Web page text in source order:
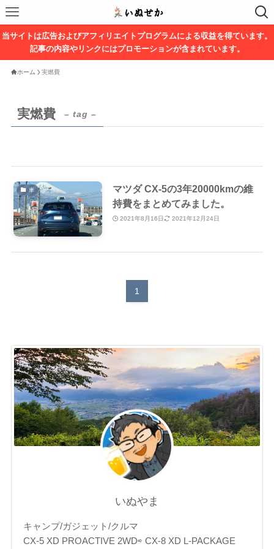
当サイトは広告およびアフィリエイトプログラムによる収益を得ています。
記事の内容やリンクにはプロモーションが含まれています。
ホーム 実燃費
実燃費 – tag –
車
マツダ CX-5の3年20000kmの維
持費をまとめてみました。
2021年8月16日 2021年12月24日
1
いぬやま
キャンプ/ガジェット/クルマ
CX-5 XD PROACTIVE 2WD⇨ CX-8 XD L-PACKAGE